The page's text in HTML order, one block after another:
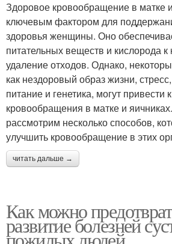
Здоровое кровообращение в матке
ключевым фактором для
здоровья женщины. Оно
питательных веществ и кислорода к
удаление отходов. Однако,
как нездоровый образ жизни,
питание и генетика, могут
кровообращения в матке и
рассмотрим несколько способов,
улучшить кровообращение в этих
читать дальше →
Как можно
развитие болезней